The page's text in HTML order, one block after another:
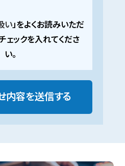
い」をよくお読みいただ
チェックを入れてくださ
い。